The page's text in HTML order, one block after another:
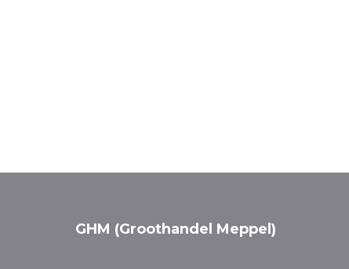
GHM (Groothandel Meppel)